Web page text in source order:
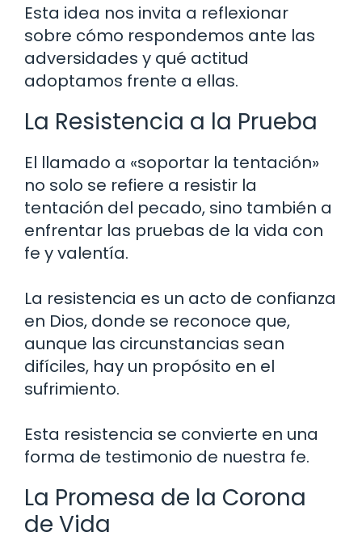
Esta idea nos invita a reflexionar
sobre cómo respondemos ante las
adversidades y qué actitud
adoptamos frente a ellas.
La Resistencia a la Prueba
El llamado a «soportar la tentación»
no solo se refiere a resistir la
tentación del pecado, sino también a
enfrentar las pruebas de la vida con
fe y valentía.
La resistencia es un acto de confianza
en Dios, donde se reconoce que,
aunque las circunstancias sean
difíciles, hay un propósito en el
sufrimiento.
Esta resistencia se convierte en una
forma de testimonio de nuestra fe.
La Promesa de la Corona
de Vida